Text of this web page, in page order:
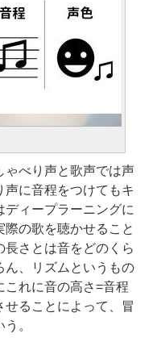
べり声と歌声では声
に音程をつけてもキ
ディープラーニングに
の歌を聴かせること
さとは音をどのくら
ん、リズムというもの
これに音の高さ=音程
ることによって、冒
。